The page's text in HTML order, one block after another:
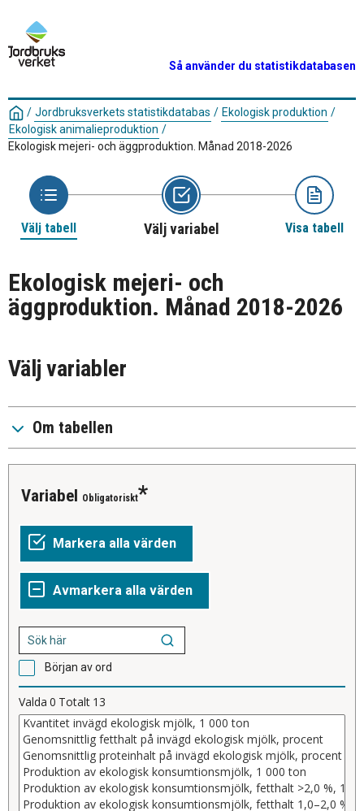
Så använder du statistikdatabasen
/ Jordbruksverkets statistikdatabas / Ekologisk produktion /
Ekologisk animalieproduktion /
Ekologisk mejeri- och äggproduktion. Månad 2018-2026
Välj tabell Välj variabel Visa tabell
Ekologisk mejeri- och
äggproduktion. Månad 2018-2026
Välj variabler
Om tabellen
Variabel Obligatoriskt
Början av ord
Valda 0 Totalt 13